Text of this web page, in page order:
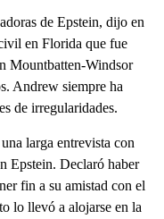
de Epstein, dijo en
en Florida que fue
Mountbatten-Windsor
Andrew siempre ha
de irregularidades.
larga entrevista con
Epstein. Declaró haber
fin a su amistad con el
lo llevó a alojarse en la